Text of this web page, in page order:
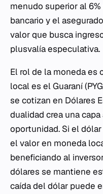
menudo superior al
bancario y el
valor que busca
plusvalía especulativa.
El rol de la moneda es
local es el Guaraní
se cotizan en Dólares
dualidad crea una
oportunidad. Si el
el valor en moneda
beneficiando al
dólares se mantiene
caída del dólar puede